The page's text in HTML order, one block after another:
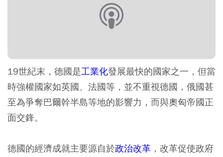
19世紀末，德國是工業化發展最快的國家之一，但當
時強權國家如英國、法國等，並不重視德國，俄國甚
至為爭奪巴爾幹半島等地的影響力，而與奧匈帝國正
面交鋒。
德國的經濟成就主要源自於政治改革 ，改革促使政府